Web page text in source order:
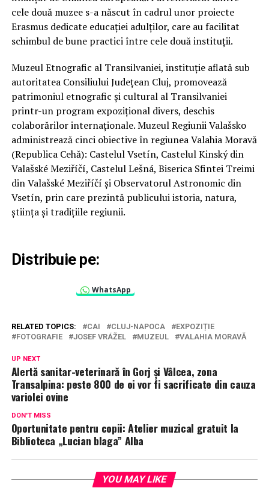
cele două muzee s-a născut în cadrul unor proiecte
Erasmus dedicate educației adulților, care au facilitat
schimbul de bune practici între cele două instituții.
Muzeul Etnografic al Transilvaniei, instituție aflată sub
autoritatea Consiliului Județean Cluj, promovează
patrimoniul etnografic și cultural al Transilvaniei
printr-un program expozițional divers, deschis
colaborărilor internaționale. Muzeul Regiunii Valašsko
administrează cinci obiective în regiunea Valahia Moravă
(Republica Cehă): Castelul Vsetín, Castelul Kinský din
Valašské Meziříčí, Castelul Lešná, Biserica Sfintei Treimi
din Valašské Meziříčí și Observatorul Astronomic din
Vsetín, prin care prezintă publicului istoria, natura,
știința și tradițiile regiunii.
Distribuie pe:
WhatsApp
RELATED TOPICS: CAI CLUJ-NAPOCA
EXPOZIȚIE
FOTOGRAFIE
JOSEF VRÁŽEL MUZEUL VALAHIA MORAVĂ
UP NEXT
Alertă sanitar-veterinară în Gorj și Vâlcea, zona
Transalpina: peste 800 de oi vor fi sacrificate din cauza
variolei ovine
DON'T MISS
Oportunitate pentru copii: Atelier muzical gratuit la
Biblioteca „Lucian blaga” Alba
YOU MAY LIKE